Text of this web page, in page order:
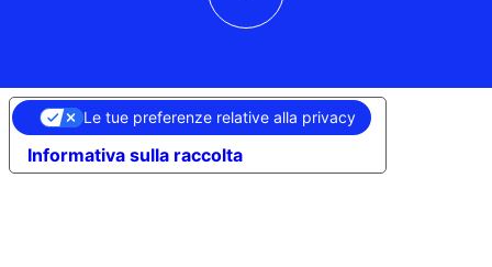
Informativa sulla raccolta
Le tue preferenze relative alla privacy